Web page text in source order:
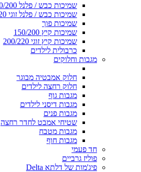
שמיכות כבש / פלנל 150/200
שמיכות כבש / פלנל זוגי 200/220
שמיכות פוך
שמיכות קיץ 150/200
שמיכות קיץ זוגי 200/220
כרבולית לילדים
מגבות וחלוקים
חלוק אמבטיה מבוגר
חלוק רחצה לילדים
מגבות גוף
מגבות דיסני לילדים
מגבות פנים
שטיחי אמבט לחדר רחצה
מגבות מטבח
מגבות חוף
חד פעמי
פוליז גרביים
פיג'מות של דלתא Delta